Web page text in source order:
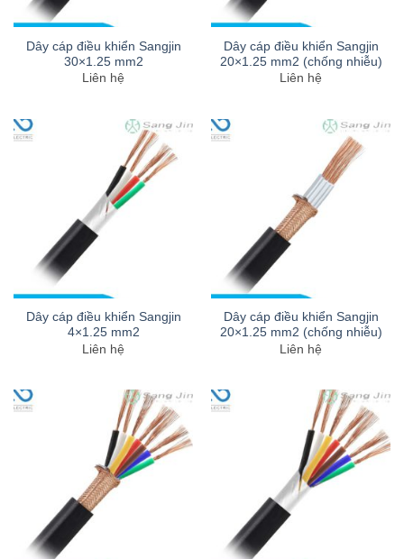
Dây cáp điều khiển Sangjin
30×1.25 mm2
Liên hệ
Dây cáp điều khiển Sangjin
20×1.25 mm2 (chống nhiễu)
Liên hệ
Dây cáp điều khiển Sangjin
4×1.25 mm2
Liên hệ
Dây cáp điều khiển Sangjin
20×1.25 mm2 (chống nhiễu)
Liên hệ